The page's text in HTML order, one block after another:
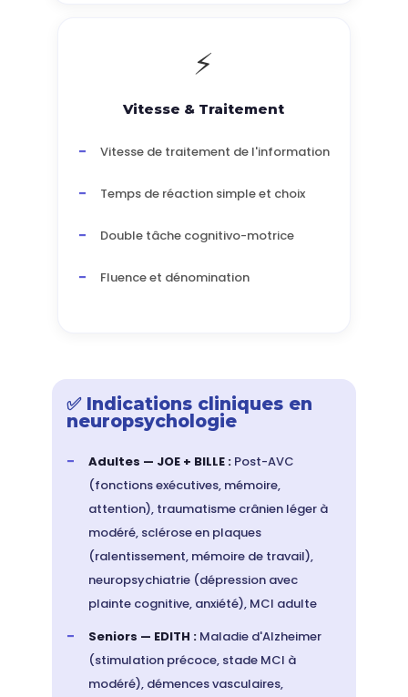
⚡
Vitesse & Traitement
Vitesse de traitement de l'information
Temps de réaction simple et choix
Double tâche cognitivo-motrice
Fluence et dénomination
✅ Indications cliniques en
neuropsychologie
Adultes — JOE + BILLE :Post-AVC
(fonctions exécutives, mémoire,
attention), traumatisme crânien léger à
modéré, sclérose en plaques
(ralentissement, mémoire de travail),
neuropsychiatrie (dépression avec
plainte cognitive, anxiété), MCI adulte
Seniors — EDITH :Maladie d'Alzheimer
(stimulation précoce, stade MCI à
modéré), démences vasculaires,